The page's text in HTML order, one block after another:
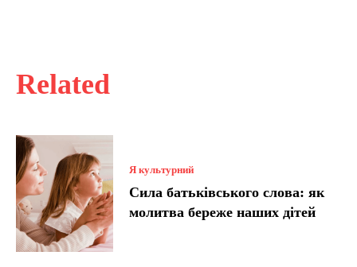
Related
Я культурний
Сила батьківського слова: як
молитва береже наших дітей